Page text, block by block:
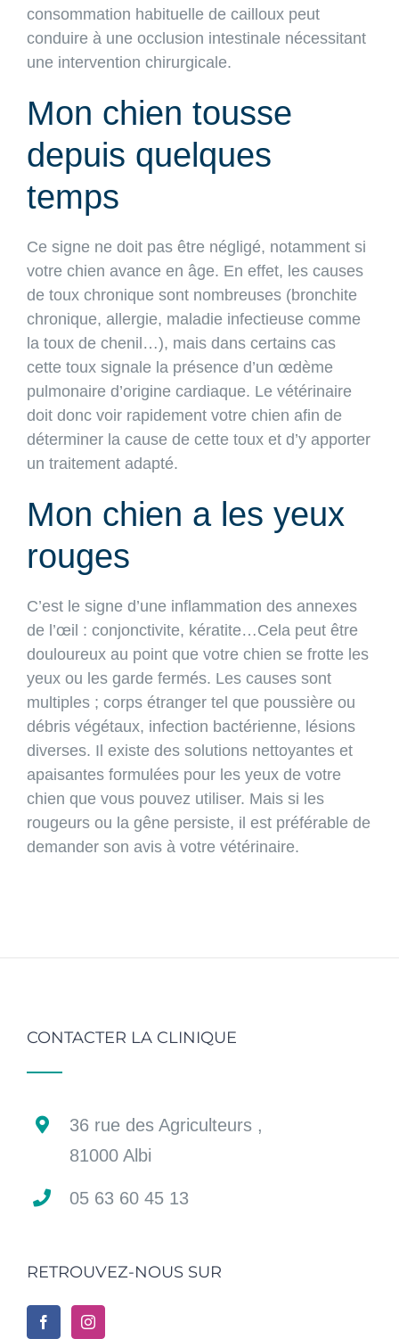
consommation habituelle de cailloux peut
conduire à une occlusion intestinale nécessitant
une intervention chirurgicale.
Mon chien tousse
depuis quelques
temps
Ce signe ne doit pas être négligé, notamment si
votre chien avance en âge. En effet, les causes
de toux chronique sont nombreuses (bronchite
chronique, allergie, maladie infectieuse comme
la toux de chenil…), mais dans certains cas
cette toux signale la présence d’un œdème
pulmonaire d’origine cardiaque. Le vétérinaire
doit donc voir rapidement votre chien afin de
déterminer la cause de cette toux et d’y apporter
un traitement adapté.
Mon chien a les yeux
rouges
C’est le signe d’une inflammation des annexes
de l’œil : conjonctivite, kératite…Cela peut être
douloureux au point que votre chien se frotte les
yeux ou les garde fermés. Les causes sont
multiples ; corps étranger tel que poussière ou
débris végétaux, infection bactérienne, lésions
diverses. Il existe des solutions nettoyantes et
apaisantes formulées pour les yeux de votre
chien que vous pouvez utiliser. Mais si les
rougeurs ou la gêne persiste, il est préférable de
demander son avis à votre vétérinaire.
CONTACTER LA CLINIQUE
36 rue des Agriculteurs ,
81000 Albi
05 63 60 45 13
RETROUVEZ-NOUS SUR